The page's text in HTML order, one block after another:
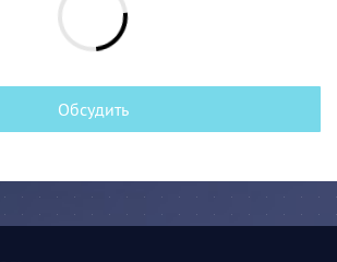
Обсудить